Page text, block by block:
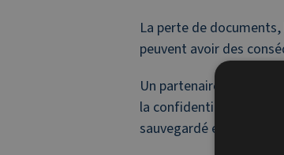
La perte de
peuvent avoir des
Un partenaire GED met
la confidentialité et
sauvegardé et archivé